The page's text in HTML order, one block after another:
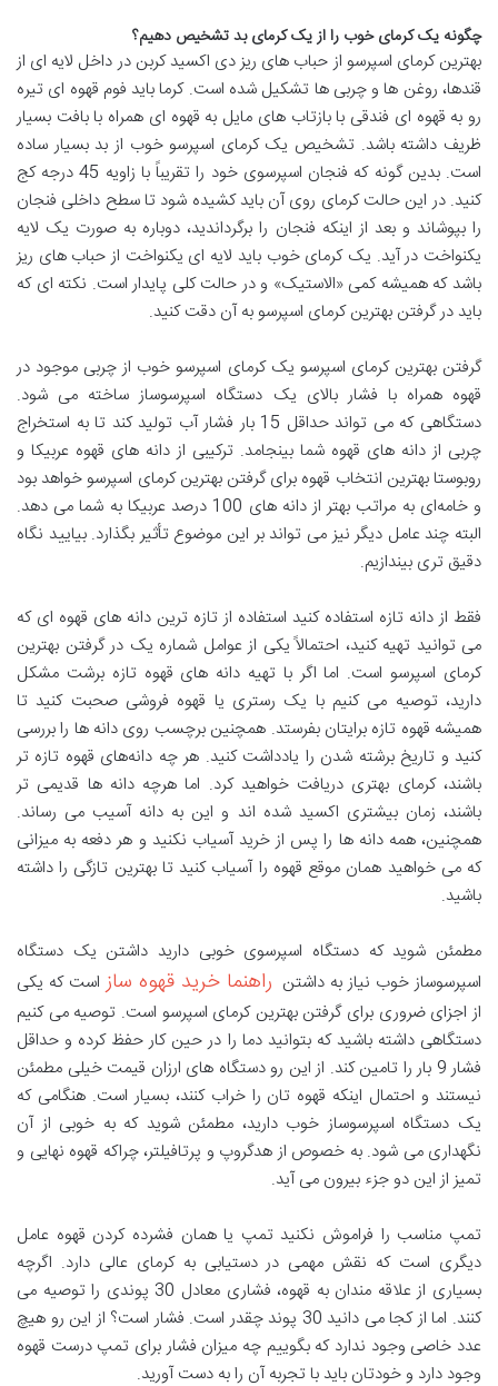
چگونه یک کرمای خوب را از یک کرمای بد تشخیص دهیم؟
بهترین کرمای اسپرسو از حباب های ریز دی اکسید کربن در داخل لایه ای از
قندها، روغن ها و چربی ها تشکیل شده است. کرما باید فوم قهوه ای تیره
رو به قهوه ای فندقی با بازتاب های مایل به قهوه ای همراه با بافت بسیار
ظریف داشته باشد. تشخیص یک کرمای اسپرسو خوب از بد بسیار ساده
است. بدین گونه که فنجان اسپرسوی خود را تقریباً با زاویه 45 درجه کج
کنید. در این حالت کرمای روی آن باید کشیده شود تا سطح داخلی فنجان
را بپوشاند و بعد از اینکه فنجان را برگرداندید، دوباره به صورت یک لایه
یکنواخت در آید. یک کرمای خوب باید لایه ای یکنواخت از حباب های ریز
باشد که همیشه کمی «الاستیک» و در حالت کلی پایدار است. نکته ای که
باید در گرفتن بهترین کرمای اسپرسو به آن دقت کنید.
گرفتن بهترین کرمای اسپرسو یک کرمای اسپرسو خوب از چربی موجود در
قهوه همراه با فشار بالای یک دستگاه اسپرسوساز ساخته می شود.
دستگاهی که می تواند حداقل 15 بار فشار آب تولید کند تا به استخراج
چربی از دانه های قهوه شما بینجامد. ترکیبی از دانه‌ های قهوه عربیکا و
روبوستا بهترین انتخاب قهوه برای گرفتن بهترین کرمای اسپرسو خواهد بود
و خامه‌ای به مراتب بهتر از دانه ‌های 100 درصد عربیکا به شما می ‌دهد.
البته چند عامل دیگر نیز می تواند بر این موضوع تأثیر بگذارد. بیایید نگاه
دقیق تری بیندازیم.
فقط از دانه تازه استفاده کنید استفاده از تازه ترین دانه های قهوه ای که
می توانید تهیه کنید، احتمالاً یکی از عوامل شماره یک در گرفتن بهترین
کرمای اسپرسو است. اما اگر با تهیه دانه‌ های قهوه تازه برشت مشکل
دارید، توصیه می ‌کنیم با یک رستری یا قهوه فروشی صحبت کنید تا
همیشه قهوه تازه برایتان بفرستد. همچنین برچسب روی دانه ها را بررسی
کنید و تاریخ برشته شدن را یادداشت کنید. هر چه دانه‌های قهوه تازه ‌تر
باشند، کرمای بهتری دریافت خواهید کرد. اما هرچه دانه ها قدیمی تر
باشند، زمان بیشتری اکسید شده اند و این به دانه آسیب می رساند.
همچنین، همه دانه ها را پس از خرید آسیاب نکنید و هر دفعه به میزانی
که می خواهید همان موقع قهوه را آسیاب کنید تا بهترین تازگی را داشته
باشید.
مطمئن شوید که دستگاه اسپرسوی خوبی دارید داشتن یک دستگاه
اسپرسوساز خوب نیاز به داشتن راهنما خرید قهوه ساز است که یکی
از اجزای ضروری برای گرفتن بهترین کرمای اسپرسو است. توصیه می‌ کنیم
دستگاهی داشته باشید که بتوانید دما را در حین کار حفظ کرده و حداقل
فشار 9 بار را تامین کند. از این رو دستگاه های ارزان قیمت خیلی مطمئن
نیستند و احتمال اینکه قهوه تان را خراب کنند، بسیار است. هنگامی که
یک دستگاه اسپرسوساز خوب دارید، مطمئن شوید که به خوبی از آن
نگهداری می شود. به خصوص از هدگروپ و پرتافیلتر، چراکه قهوه نهایی و
تمیز از این دو جزء بیرون می آید.
تمپ مناسب را فراموش نکنید تمپ یا همان فشرده کردن قهوه عامل
دیگری است که نقش مهمی در دستیابی به کرمای عالی دارد. اگرچه
بسیاری از علاقه مندان به قهوه، فشاری معادل 30 پوندی را توصیه می
کنند. اما از کجا می دانید 30 پوند چقدر است. فشار است؟ از این رو هیچ
عدد خاصی وجود ندارد که بگوییم چه میزان فشار برای تمپ درست قهوه
وجود دارد و خودتان باید با تجربه آن را به دست آورید.